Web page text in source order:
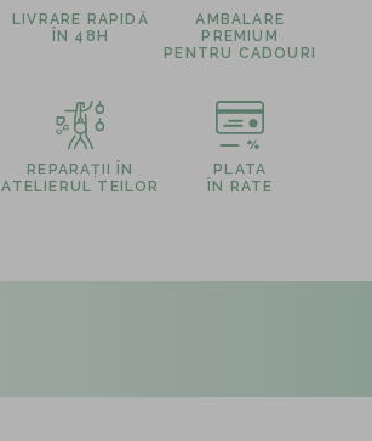
LIVRARE RAPIDĂ
ÎN 48H
AMBALARE
PREMIUM
PENTRU CADOURI
REPARAȚII ÎN
ATELIERUL TEILOR
PLATA
ÎN RATE